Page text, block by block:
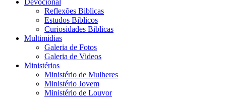
Devocional
Reflexões Biblicas
Estudos Biblicos
Curiosidades Biblicas
Multimidias
Galeria de Fotos
Galeria de Videos
Ministérios
Ministério de Mulheres
Ministério Jovem
Ministério de Louvor